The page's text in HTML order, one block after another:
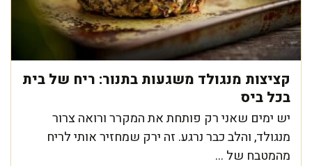
קציצות מנגולד משגעות בתנור: ריח של בית
בכל ביס
יש ימים שאני רק פותחת את המקרר ורואה צרור
מנגולד, והלב כבר נרגע. זה ירק שמחזיר אותי לריח
מהמטבח של ...